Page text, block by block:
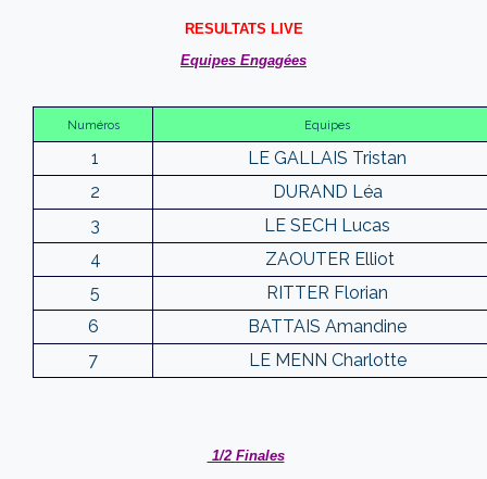
RESULTATS LIVE
Equipes Engagées
Numéros Equipes
1
LE GALLAIS Tristan
2
DURAND Léa
3
LE SECH Lucas
4
ZAOUTER Elliot
5
RITTER Florian
6
BATTAIS Amandine
7
LE MENN Charlotte
1/2 Finales